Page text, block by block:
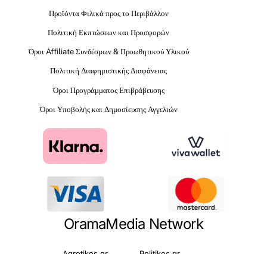
Προϊόντα Φιλικά προς το Περιβάλλον
Πολιτική Εκπτώσεων και Προσφορών
Όροι Affiliate Συνδέσμων & Προωθητικού Υλικού
Πολιτική Διαφημιστικής Διαφάνειας
Όροι Προγράμματος Επιβράβευσης
Όροι Υποβολής και Δημοσίευσης Αγγελιών
OramaMedia Network